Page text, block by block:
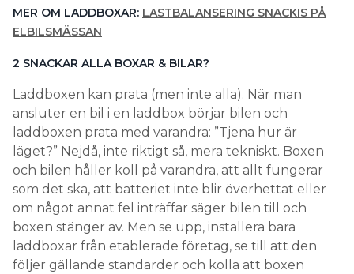
MER OM LADDBOXAR: LASTBALANSERING SNACKIS PÅ
ELBILSMÄSSAN
2 SNACKAR ALLA ­BOXAR & BILAR?
Laddboxen kan prata (men inte alla). När man
ansluter en bil i en laddbox börjar bilen och
laddboxen prata med varandra: ”Tjena hur är
läget?” Nejdå, inte riktigt så, mera tekniskt. Boxen
och bilen håller koll på varandra, att allt fungerar
som det ska, att batteriet inte blir överhettat eller
om något annat fel inträffar säger bilen till och
boxen stänger av. Men se upp, installera bara
laddboxar från etablerade företag, se till att den
följer gällande standarder och kolla att boxen